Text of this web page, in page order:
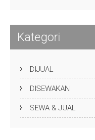
Kategori
DIJUAL
DISEWAKAN
SEWA & JUAL